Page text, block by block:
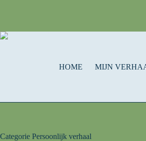
HOME MIJN
Categorie Persoonlijk verhaal